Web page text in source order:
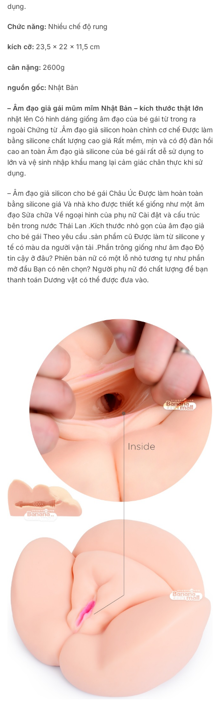
dụng.
Chức năng: Nhiều chế độ rung
kích cỡ: 23,5 x 22 x 11,5 cm
cân nặng: 2600g
nguồn gốc: Nhật Bản
– Âm đạo giả gái mũm mĩm Nhật Bản – kích thước thật lớn
nhặt lên Có hình dáng giống âm đạo của bé gái từ trong ra
ngoài Chứng từ .Âm đạo giả silicon hoàn chỉnh cơ chế Được làm
bằng silicone chất lượng cao giá Rất mềm, mịn và có độ đàn hồi
cao an toàn Âm đạo giả silicone của bé gái rất dễ sử dụng to
lớn và vệ sinh nhập khẩu mang lại cảm giác chân thực khi sử
dụng.
– Âm đạo giả silicon cho bé gái Châu Úc Được làm hoàn toàn
bằng silicone giá Và nhà kho được thiết kế giống như một âm
đạo Sửa chữa Về ngoại hình của phụ nữ Cài đặt và cấu trúc
bên trong nước Thái Lan .Kích thước nhỏ gọn của âm đạo giả
cho bé gái Theo yêu cầu .sản phẩm cũ Được làm từ silicone y
tế có màu da người vận tải .Phần trông giống như âm đạo Độ
tin cậy ở đâu? Phiên bản nữ có một lỗ nhỏ tương tự như phần
mở đầu Bạn có nên chọn? Người phụ nữ đó chất lượng để bạn
thanh toán Dương vật có thể được đưa vào.